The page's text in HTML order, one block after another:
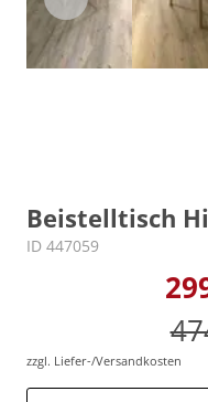
Beistelltisch Hi
ID 447059
zzgl. Liefer-/Versandkosten